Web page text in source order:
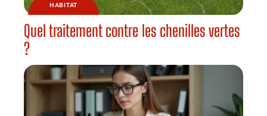
HABITAT
Quel traitement contre les chenilles vertes
?